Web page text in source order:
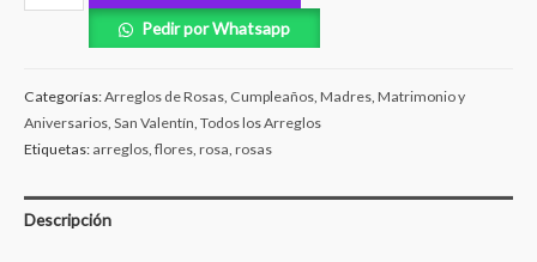
Pedir por Whatsapp
Categorías:Arreglos de Rosas, Cumpleaños, Madres, Matrimonio y
Aniversarios, San Valentín, Todos los Arreglos
Etiquetas: arreglos, flores, rosa, rosas
Descripción